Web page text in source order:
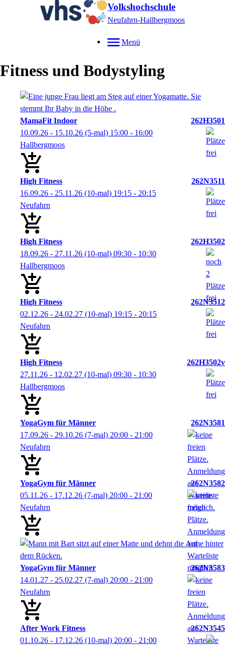
Volkshochschule
Neufahrn-Hallbergmoos
Menü
Fitness und Bodystyling
MamaFit Indoor
262H3501
10.09.26 - 15.10.26 (5-mal) 15:00 - 16:00
Hallbergmoos
High Fitness
262N3511
16.09.26 - 25.11.26 (10-mal) 19:15 - 20:15
Neufahrn
High Fitness
262H3502
18.09.26 - 27.11.26 (10-mal) 09:30 - 10:30
Hallbergmoos
High Fitness
262N3512
02.12.26 - 24.02.27 (10-mal) 19:15 - 20:15
Neufahrn
High Fitness
262H3502v
27.11.26 - 12.02.27 (10-mal) 09:30 - 10:30
Hallbergmoos
YogaGym für Männer
262N3581
17.09.26 - 29.10.26 (7-mal) 20:00 - 21:00
Neufahrn
YogaGym für Männer
262N3582
05.11.26 - 17.12.26 (7-mal) 20:00 - 21:00
Neufahrn
YogaGym für Männer
262N3583
14.01.27 - 25.02.27 (7-mal) 20:00 - 21:00
Neufahrn
After Work Fitness
262N3545
01.10.26 - 17.12.26 (10-mal) 20:00 - 21:00